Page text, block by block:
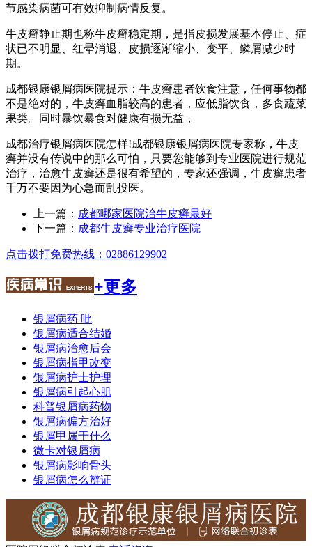
节感染病菌可有效抑制病情反复。
牛皮癣静止期也称牛皮癣稳定期，是指皮损发展基本停止、症
状已不明显、红晕消退、皮损逐渐缩小、变平、鳞屑减少时
期。
成都银康银屑病医院提示：牛皮癣患者饮食注意，任何事物都
不是绝对的，牛皮癣血脂较高的患者，应低脂饮食，多食蔬菜
果类。同时暴饮暴食对健康有损无益，
成都治疗银屑病医院怎样!成都银康银屑病医院专家称，牛皮
癣并没有传说中的那么可怕，只要您能够到专业医院进行规范
治疗，治愈牛皮癣还是很有希望的，专家还强调，牛皮癣患者
千万不要因为心急而乱投医。
上一篇： 成都哪家医院治牛皮癣最好
下一篇： 成都牛皮癣专业治疗医院
点击拨打免费热线：02886129902
+更多
银屑病药 吡
银屑病适合结婚
银屑病治愈后会
银屑病指甲改变
银屑病护士护理
银屑病引起心肌
科普银屑病药物
银屑病偏方治好
银屑甲属于什么
微卡对银屑病
银屑病影响骨头
银屑病怎么辨证